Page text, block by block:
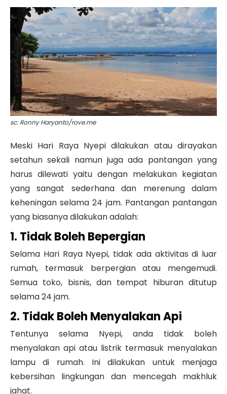
sc: Ronny Haryanto/rove.me
Meski Hari Raya Nyepi dilakukan atau dirayakan
setahun sekali namun juga ada pantangan yang
harus dilewati yaitu dengan melakukan kegiatan
yang sangat sederhana dan merenung dalam
keheningan selama 24 jam. Pantangan pantangan
yang biasanya dilakukan adalah:
1. Tidak Boleh Bepergian
Selama Hari Raya Nyepi, tidak ada aktivitas di luar
rumah, termasuk berpergian atau mengemudi.
Semua toko, bisnis, dan tempat hiburan ditutup
selama 24 jam.
2. Tidak Boleh Menyalakan Api
Tentunya selama Nyepi, anda tidak boleh
menyalakan api atau listrik termasuk menyalakan
lampu di rumah. Ini dilakukan untuk menjaga
kebersihan lingkungan dan mencegah makhluk
jahat.